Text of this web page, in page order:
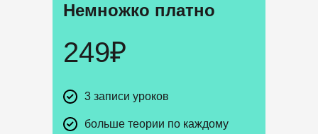
Немножко платно
249₽
3 записи уроков
больше теории по каждому